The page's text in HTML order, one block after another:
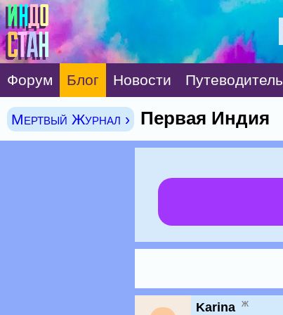
Форум Блог Новости Путеводитель
Мертвый Журнал › Первая Индия
Karina ж